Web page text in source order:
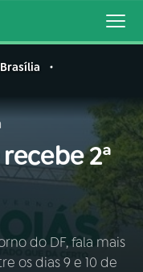
2ª
do DF, fala mais
os dias 9 e 10 de